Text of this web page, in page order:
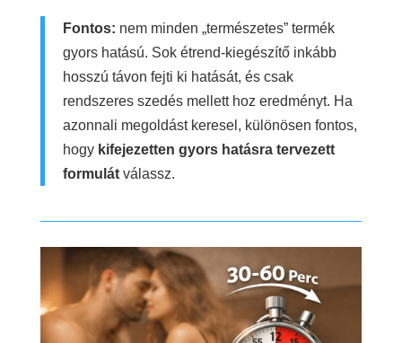
Fontos: nem minden „természetes” termék
gyors hatású. Sok étrend-kiegészítő inkább
hosszú távon fejti ki hatását, és csak
rendszeres szedés mellett hoz eredményt. Ha
azonnali megoldást keresel, különösen fontos,
hogy kifejezetten gyors hatásra tervezett
formulátválassz.